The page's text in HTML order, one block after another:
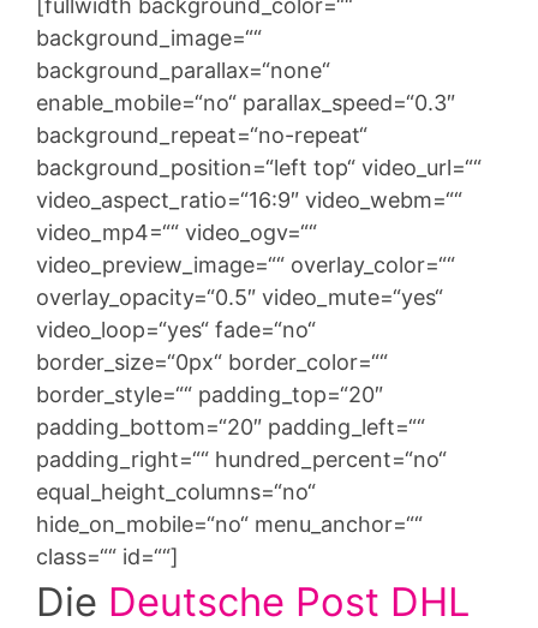
[fullwidth background_color=““
background_image=““
background_parallax=“none“
enable_mobile=“no“ parallax_speed=“0.3″
background_repeat=“no-repeat“
background_position=“left top“ video_url=““
video_aspect_ratio=“16:9″ video_webm=““
video_mp4=““ video_ogv=““
video_preview_image=““ overlay_color=““
overlay_opacity=“0.5″ video_mute=“yes“
video_loop=“yes“ fade=“no“
border_size=“0px“ border_color=““
border_style=““ padding_top=“20″
padding_bottom=“20″ padding_left=““
padding_right=““ hundred_percent=“no“
equal_height_columns=“no“
hide_on_mobile=“no“ menu_anchor=““
class=““ id=““]
Die Deutsche Post DHL